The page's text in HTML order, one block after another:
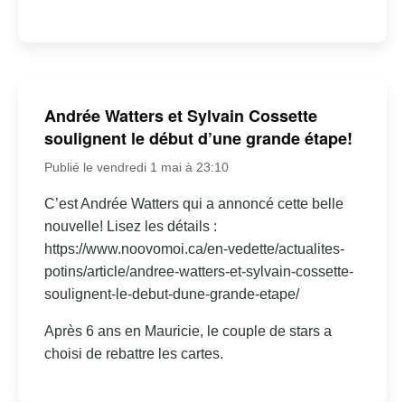
Andrée Watters et Sylvain Cossette
soulignent le début d’une grande étape!
Publié le vendredi 1 mai à 23:10
C’est Andrée Watters qui a annoncé cette belle
nouvelle! Lisez les détails :
https://www.noovomoi.ca/en-vedette/actualites-
potins/article/andree-watters-et-sylvain-cossette-
soulignent-le-debut-dune-grande-etape/
Après 6 ans en Mauricie, le couple de stars a
choisi de rebattre les cartes.